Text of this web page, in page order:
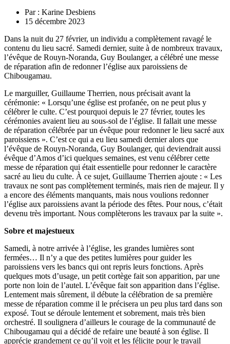
Par : Karine Desbiens
15 décembre 2023
Dans la nuit du 27 février, un individu a complètement ravagé le
contenu du lieu sacré. Samedi dernier, suite à de nombreux travaux,
l’évêque de Rouyn-Noranda, Guy Boulanger, a célébré une messe
de réparation afin de redonner l’église aux paroissiens de
Chibougamau.
Le marguiller, Guillaume Therrien, nous précisait avant la
cérémonie: « Lorsqu’une église est profanée, on ne peut plus y
célébrer le culte. C’est pourquoi depuis le 27 février, toutes les
cérémonies avaient lieu au sous-sol de l’église. Il fallait une messe
de réparation célébrée par un évêque pour redonner le lieu sacré aux
paroissiens ». C’est ce qui a eu lieu samedi dernier alors que
l’évêque de Rouyn-Noranda, Guy Boulanger, qui deviendrait aussi
évêque d’Amos d’ici quelques semaines, est venu célébrer cette
messe de réparation qui était essentielle pour redonner le caractère
sacré au lieu du culte. À ce sujet, Guillaume Therrien ajoute : « Les
travaux ne sont pas complètement terminés, mais rien de majeur. Il y
a encore des éléments manquants, mais nous voulions redonner
l’église aux paroissiens avant la période des fêtes. Pour nous, c’était
devenu très important. Nous complèterons les travaux par la suite ».
Sobre et majestueux
Samedi, à notre arrivée à l’église, les grandes lumières sont
fermées… Il n’y a que des petites lumières pour guider les
paroissiens vers les bancs qui ont repris leurs fonctions. Après
quelques mots d’usage, un petit cortège fait son apparition, par une
porte non loin de l’autel. L’évêque fait son apparition dans l’église.
Lentement mais sûrement, il débute la célébration de sa première
messe de réparation comme il le précisera un peu plus tard dans son
exposé. Tout se déroule lentement et sobrement, mais très bien
orchestré. Il soulignera d’ailleurs le courage de la communauté de
Chibougamau qui a décidé de refaire une beauté à son église. Il
apprécie grandement ce qu’il voit et les félicite pour le travail